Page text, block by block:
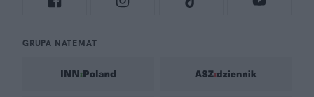
GRUPA NATEMAT